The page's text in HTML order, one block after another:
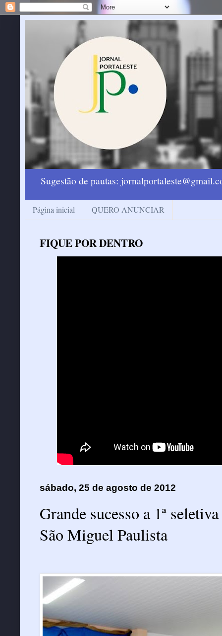
Sugestão de pautas:
Página inicial QUERO ANUNCIAR
FIQUE POR DENTRO
sábado, 25 de agosto de 2012
Grande sucesso a 1ª
São Miguel Paulista